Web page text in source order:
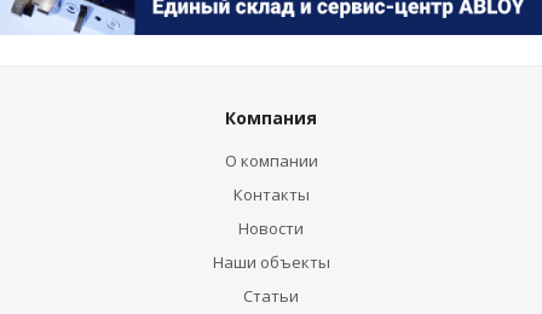
Компания
О компании
Контакты
Новости
Наши объекты
Статьи